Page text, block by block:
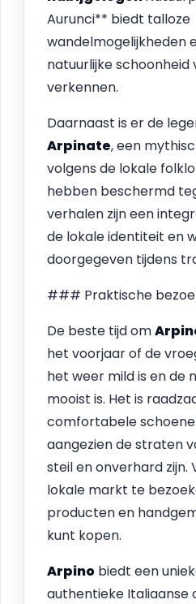
Aurunci** biedt talloze
wandelmogelijkheden
natuurlijke schoonheid
verkennen.
Daarnaast is er de
Arpinate, een
volgens de lokale
hebben beschermd
verhalen zijn een
de lokale identiteit en
doorgegeven tijdens
### Praktische
De beste tijd om
het voorjaar of de
het weer mild is en de
mooist is. Het is
comfortabele
aangezien de straten
steil en onverhard
lokale markt te
producten en
kunt kopen.
Arpino biedt een
authentieke Italiaanse